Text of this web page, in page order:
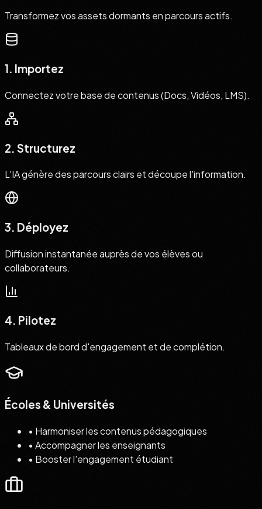
Transformez vos assets dormants en parcours actifs.
1. Importez
Connectez votre base de contenus (Docs, Vidéos, LMS).
2. Structurez
L'IA génère des parcours clairs et découpe l'information.
3. Déployez
Diffusion instantanée auprès de vos élèves ou
collaborateurs.
4. Pilotez
Tableaux de bord d'engagement et de complétion.
Écoles & Universités
• Harmoniser les contenus pédagogiques
• Accompagner les enseignants
• Booster l'engagement étudiant